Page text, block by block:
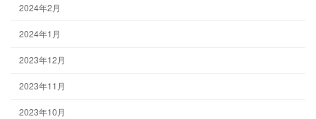
2024年2月
2024年1月
2023年12月
2023年11月
2023年10月